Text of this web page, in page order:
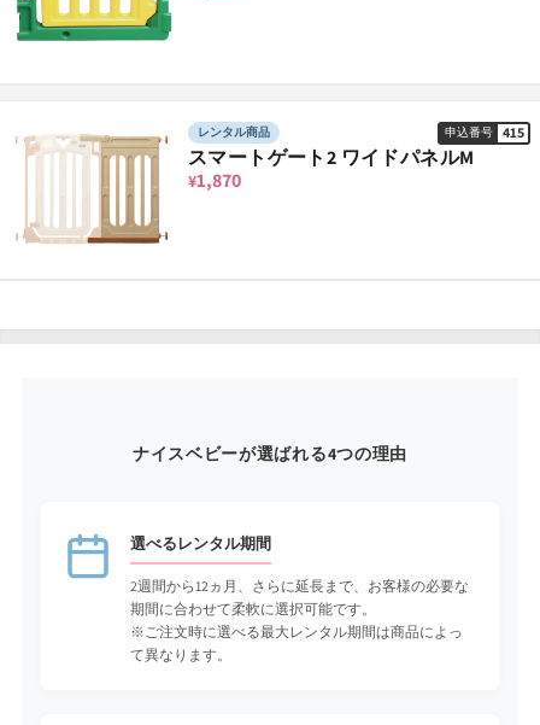
レンタル商品 申込番号 415
スマートゲート2 ワイドパネルM
¥1,870
ナイスベビーが選ばれる4つの理由
選べるレンタル期間
2週間から12ヵ月、さらに延長まで、お客様の必要な
期間に合わせて柔軟に選択可能です。
※ご注文時に選べる最大レンタル期間は商品によっ
て異なります。